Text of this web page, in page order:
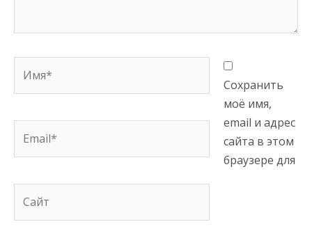
Сохранить
моё имя,
email и адрес
сайта в этом
браузере для